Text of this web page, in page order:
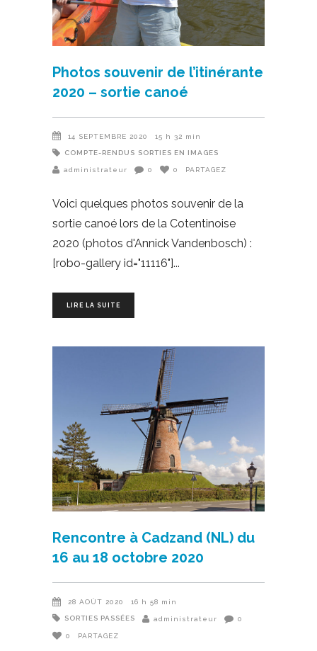
Photos souvenir de l’itinérante
2020 – sortie canoé
14 SEPTEMBRE 2020 15 h 32 min
COMPTE-RENDUS SORTIES EN IMAGES
administrateur 0 0 PARTAGEZ
Voici quelques photos souvenir de la
sortie canoé lors de la Cotentinoise
2020 (photos d'Annick Vandenbosch) :
[robo-gallery id="11116"]
LIRE LA SUITE
Rencontre à Cadzand (NL) du
16 au 18 octobre 2020
28 AOÛT 2020 16 h 58 min
SORTIES PASSÉES administrateur 0
0 PARTAGEZ